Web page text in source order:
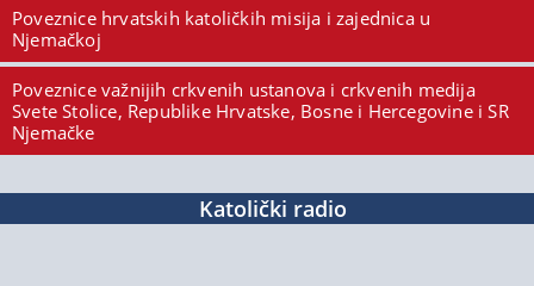
Poveznice hrvatskih katoličkih misija i zajednica u
Njemačkoj
Poveznice važnijih crkvenih ustanova i crkvenih medija
Svete Stolice, Republike Hrvatske, Bosne i Hercegovine i SR
Njemačke
Katolički radio